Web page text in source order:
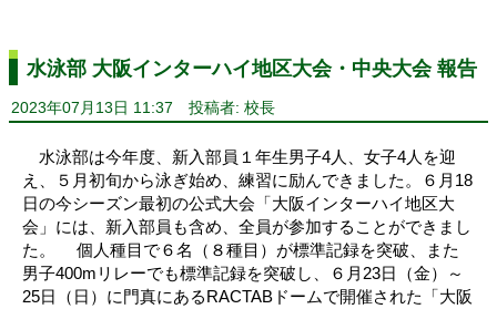
水泳部 大阪インターハイ地区大会・中央大会 報告
2023年07月13日 11:37 投稿者: 校長
水泳部は今年度、新入部員１年生男子4人、女子4人を迎
え、５月初旬から泳ぎ始め、練習に励んできました。６月18
日の今シーズン最初の公式大会「大阪インターハイ地区大
会」には、新入部員も含め、全員が参加することができまし
た。 個人種目で６名（８種目）が標準記録を突破、また
男子400mリレーでも標準記録を突破し、６月23日（金）～
25日（日）に門真にあるRACTABドームで開催された「大阪